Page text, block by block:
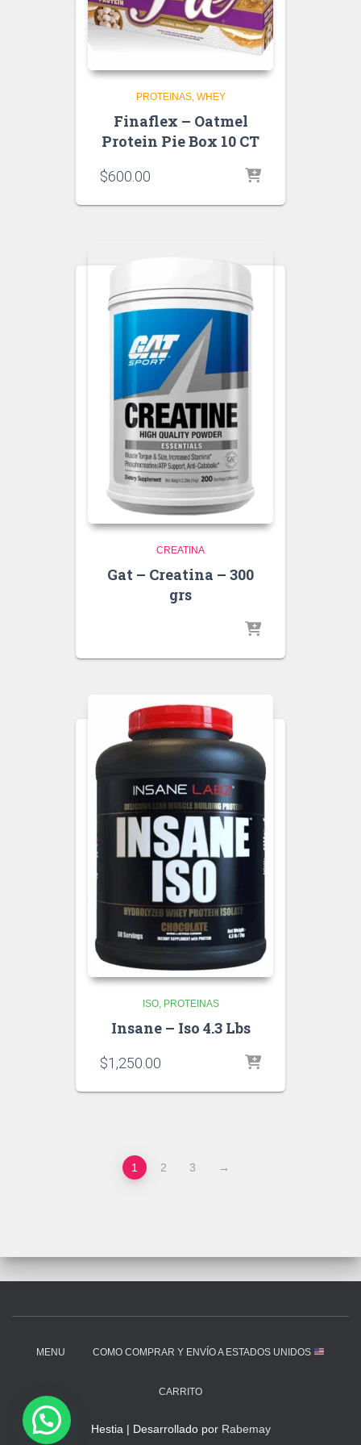
PROTEINAS WHEY
Finaflex – Oatmel
Protein Pie Box 10 CT
$600.00
CREATINA
Gat – Creatina – 300
grs
ISO PROTEINAS
Insane – Iso 4.3 Lbs
$1,250.00
1 2 3 →
MENU COMO COMPRAR Y ENVÍO A ESTADOS UNIDOS
CARRITO
Hestia | Desarrollado por Rabemay